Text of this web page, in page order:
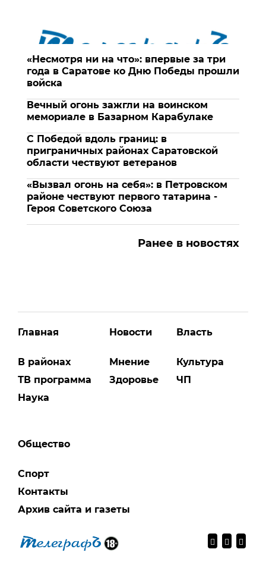
«Несмотря ни на что»: впервые за три
года в Саратове ко Дню Победы прошли
войска
Вечный огонь зажгли на воинском
мемориале в Базарном Карабулаке
С Победой вдоль границ: в
приграничных районах Саратовской
области чествуют ветеранов
«Вызвал огонь на себя»: в Петровском
районе чествуют первого татарина -
Героя Советского Союза
Ранее в новостях
Главная
В районах
ТВ программа
Наука
Новости
Мнение
Здоровье
Власть
Культура
ЧП
Общество
Спорт
Контакты
Архив сайта и газеты